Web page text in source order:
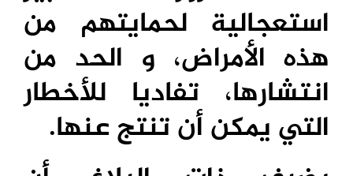
استعجالية لحمايتهم من
هذه الأمراض، و الحد من
انتشارها، تفاديا للأخطار
التي يمكن أن تنتج عنها.